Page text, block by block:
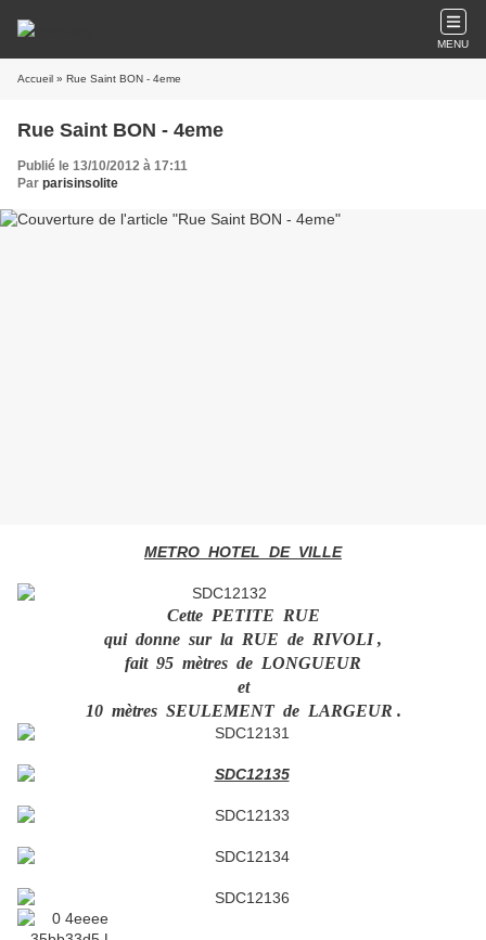
MENU
Accueil » Rue Saint BON - 4eme
Rue Saint BON - 4eme
Publié le 13/10/2012 à 17:11
Par parisinsolite
METRO HOTEL DE VILLE
Cette PETITE RUE
qui donne sur la RUE de RIVOLI ,
fait 95 mètres de LONGUEUR
et
10 mètres SEULEMENT de LARGEUR .